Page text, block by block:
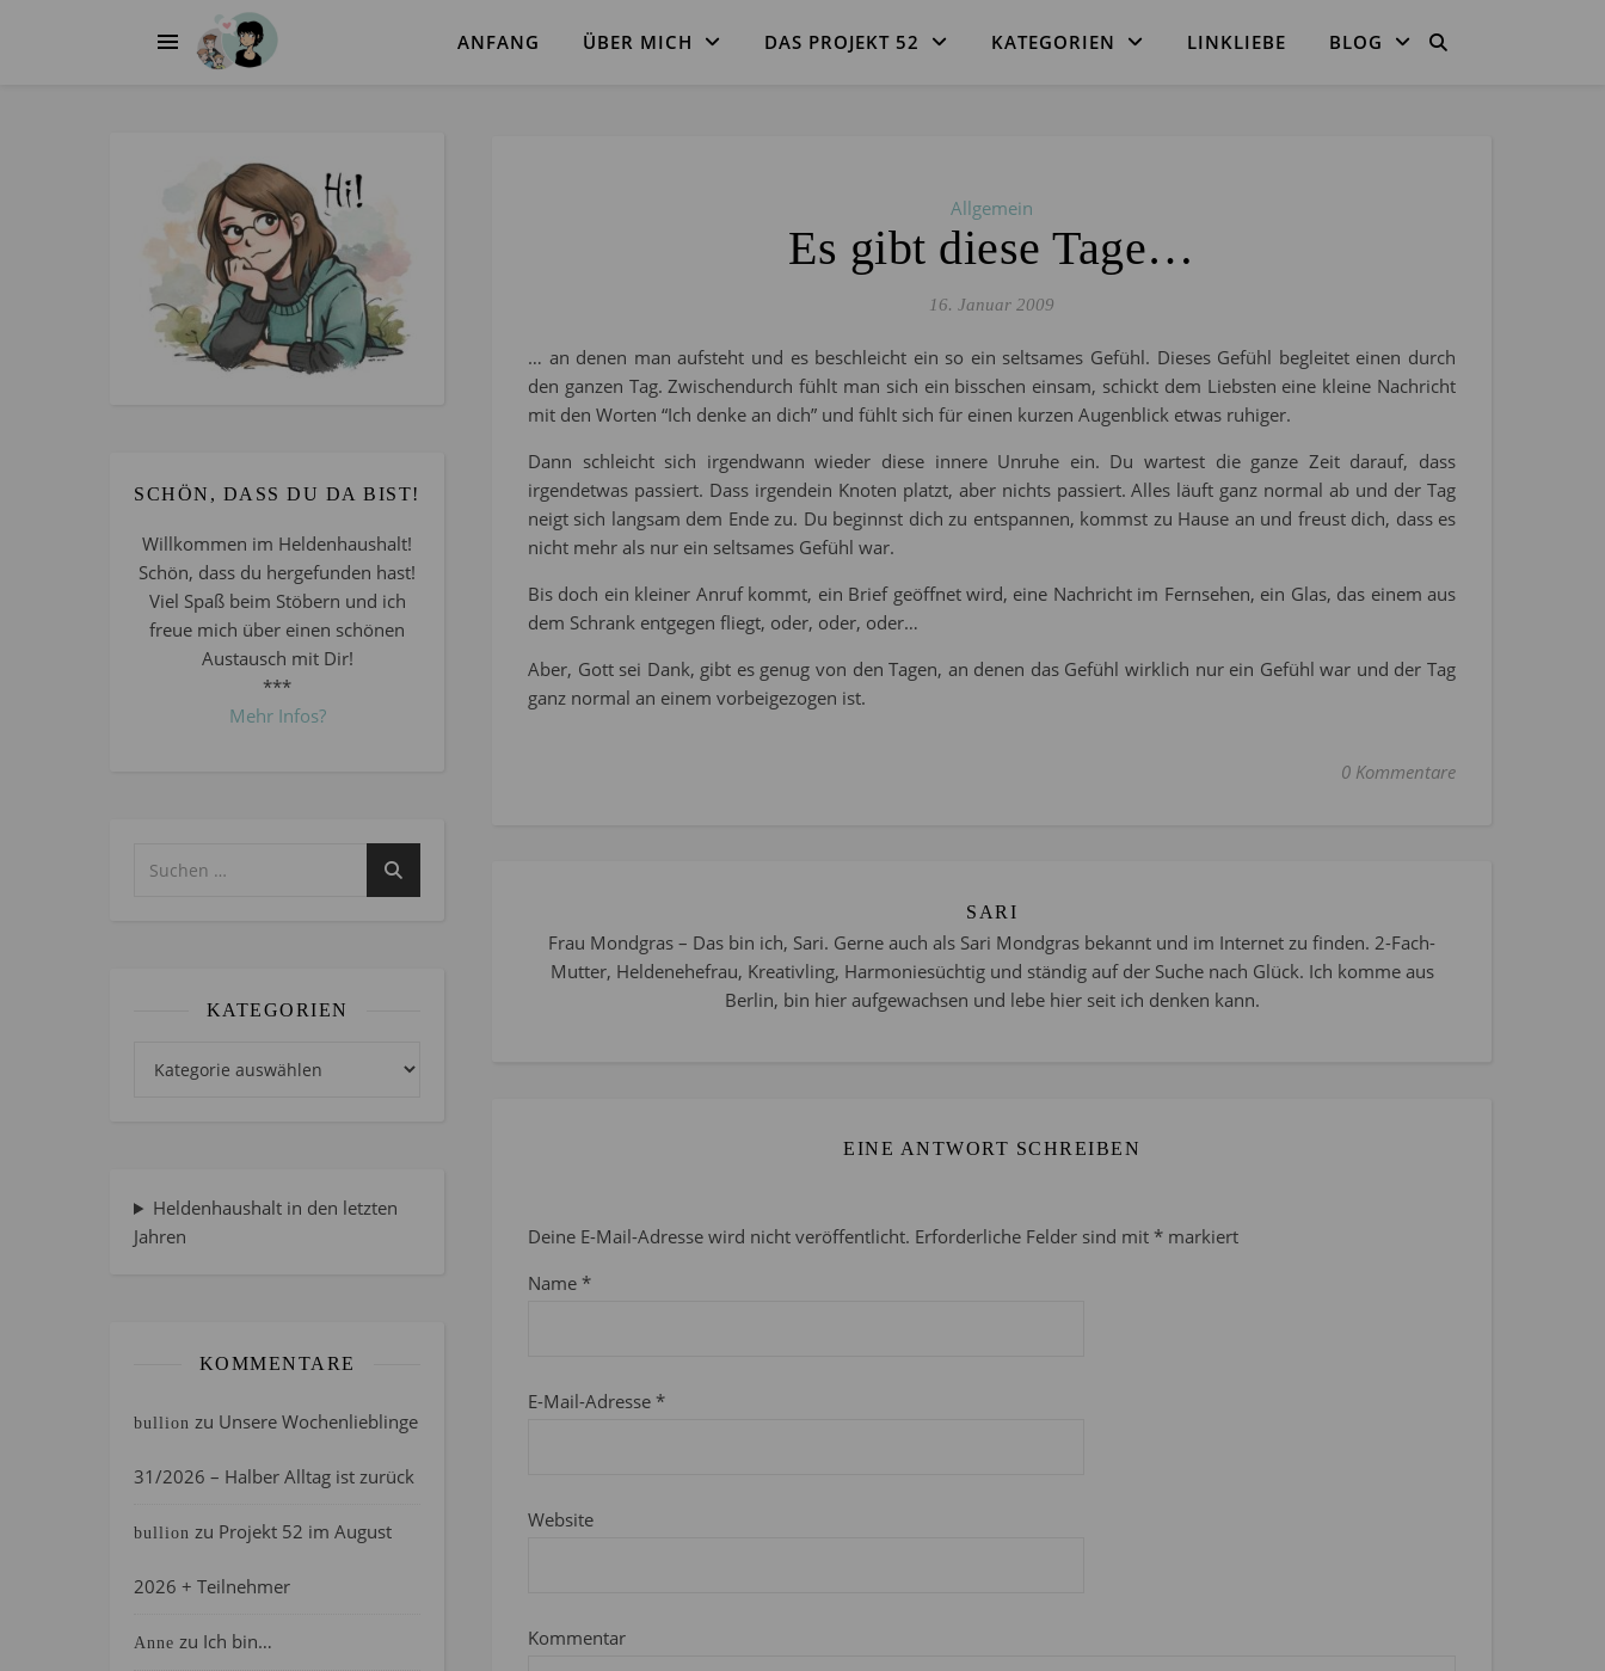
ANFANG ÜBER MICH DAS PROJEKT 52 KATEGORIEN LINKLIEBE BLOG
SCHÖN, DASS DU DA BIST!
Willkommen im Heldenhaushalt!
Schön, dass du hergefunden hast!
Viel Spaß beim Stöbern und ich
freue mich über einen schönen
Austausch mit Dir!
***
Mehr Infos?
KATEGORIEN
Heldenhaushalt in den letzten
Jahren
KOMMENTARE
bullion zu Unsere Wochenlieblinge
31/2026 – Halber Alltag ist zurück
bullion zu Projekt 52 im August
2026 + Teilnehmer
Anne zu Ich bin…
Allgemein
Es gibt diese Tage…
16. Januar 2009
… an denen man aufsteht und es beschleicht ein so ein seltsames Gefühl. Dieses Gefühl begleitet einen durch
den ganzen Tag. Zwischendurch fühlt man sich ein bisschen einsam, schickt dem Liebsten eine kleine Nachricht
mit den Worten “Ich denke an dich” und fühlt sich für einen kurzen Augenblick etwas ruhiger.
Dann schleicht sich irgendwann wieder diese innere Unruhe ein. Du wartest die ganze Zeit darauf, dass
irgendetwas passiert. Dass irgendein Knoten platzt, aber nichts passiert. Alles läuft ganz normal ab und der Tag
neigt sich langsam dem Ende zu. Du beginnst dich zu entspannen, kommst zu Hause an und freust dich, dass es
nicht mehr als nur ein seltsames Gefühl war.
Bis doch ein kleiner Anruf kommt, ein Brief geöffnet wird, eine Nachricht im Fernsehen, ein Glas, das einem aus
dem Schrank entgegen fliegt, oder, oder, oder…
Aber, Gott sei Dank, gibt es genug von den Tagen, an denen das Gefühl wirklich nur ein Gefühl war und der Tag
ganz normal an einem vorbeigezogen ist.
0 Kommentare
SARI
Frau Mondgras – Das bin ich, Sari. Gerne auch als Sari Mondgras bekannt und im Internet zu finden. 2-Fach-
Mutter, Heldenehefrau, Kreativling, Harmoniesüchtig und ständig auf der Suche nach Glück. Ich komme aus
Berlin, bin hier aufgewachsen und lebe hier seit ich denken kann.
EINE ANTWORT SCHREIBEN
Deine E-Mail-Adresse wird nicht veröffentlicht. Erforderliche Felder sind mit * markiert
Name *
E-Mail-Adresse *
Website
Kommentar